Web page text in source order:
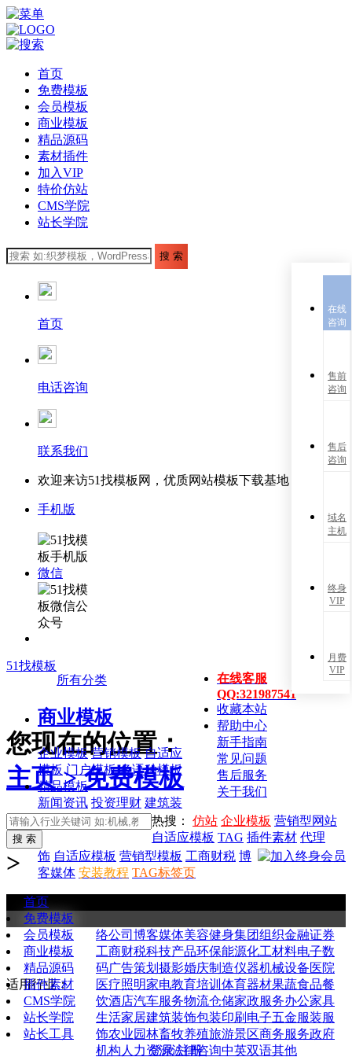
首页
免费模板
会员模板
商业模板
精品源码
素材插件
加入VIP
特价仿站
CMS学院
站长学院
首页
电话咨询
联系我们
欢迎来访51找模板网，优质网站模板下载基地！
手机版
微信
在线客服
QQ:321987541
收藏本站
帮助中心
新手指南
常见问题
售后服务
关于我们
51找模板
热搜： 仿站 企业模板 营销型网站
自适应模板 TAG 插件素材 代理
所有分类
商业模板
企业模板 营销模板 自适应
模板 门户模板 多语种模板
精品模板
新闻资讯 投资理财 建筑装
饰 自适应模板 营销型模板 工商财税 博
客媒体 安装教程 TAG标签页
首页
免费模板
会员模板
商业模板
精品源码
插件素材
CMS学院
站长学院
站长工具
登录/注册
您现在的位置：
主页 > 免费模板
>
免费专享优质源码
适用行业：
络公司 博客媒体美容健身集团组织金融证券
工商财税科技产品环保能源化工材料电子数
码广告策划 摄影婚庆制造仪器机械设备医院
医疗照明家电教育培训 体育器材果蔬食品餐
饮酒店汽车服务物流仓储家政服务办公家具
生活家居建筑装饰包装印刷 电子五金服装服
饰农业园林畜牧养殖旅游景区商务服务政府
机构人力资源法律咨询中英双语其他
在线
咨询
售前
咨询
售后
咨询
域名
主机
终身
VIP
月费
VIP